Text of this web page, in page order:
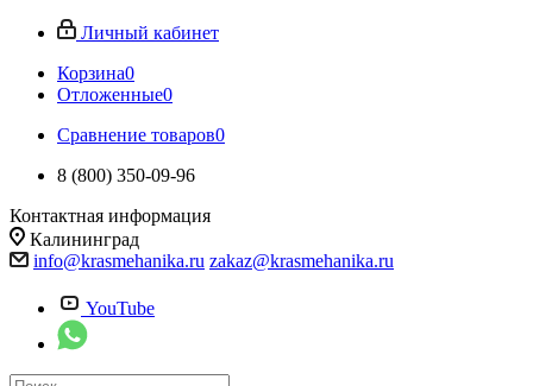
Личный кабинет
Корзина0
Отложенные0
Сравнение товаров0
8 (800) 350-09-96
Контактная информация
Калининград
info@krasmehanika.ru zakaz@krasmehanika.ru
YouTube